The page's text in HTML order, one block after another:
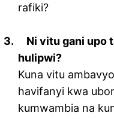
rafiki?
3.
Ni vitu gani upo
hulipwi?
Kuna vitu
havifanyi kwa
kumwambia na